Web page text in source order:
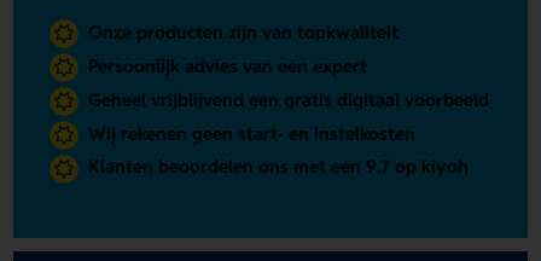
Onze producten zijn van topkwaliteit
Persoonlijk advies van een expert
Geheel vrijblijvend een gratis digitaal voorbeeld
Wij rekenen geen start- en instelkosten
Klanten beoordelen ons met een 9.7 op kiyoh